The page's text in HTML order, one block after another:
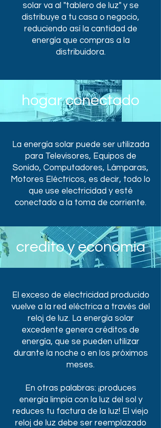
solar va al "tablero de luz" y se
distribuye a tu casa o negocio,
reduciendo así la cantidad de
energía que compras a la
distribuidora.
hogar conectado
La energía solar puede ser utilizada
para Televisores, Equipos de
Sonido, Computadores, Lámparas,
Motores Eléctricos, es decir, todo lo
que use electricidad y esté
conectado a la toma de corriente.
credito y economia
El exceso de electricidad producido
vuelve a la red eléctrica a través del
reloj de luz. La energía solar
excedente genera créditos de
energía, que se pueden utilizar
durante la noche o en los próximos
meses.
En otras palabras: ¡produces
energía limpia con la luz del sol y
reduces tu factura de la luz! El viejo
reloj de luz debe ser reemplazado